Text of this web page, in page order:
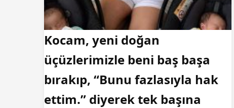
Kocam, yeni doğan
üçüzlerimizle beni baş başa
bırakıp, “Bunu fazlasıyla hak
ettim.” diyerek tek başına